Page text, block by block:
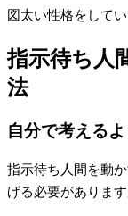
図太い性格をして
指示待ち人
法
自分で考える
指示待ち人間を動
げる必要がありま